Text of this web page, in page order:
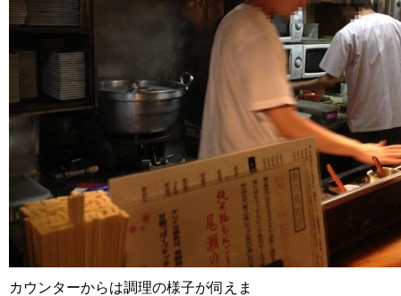
カウンターからは調理の様子が伺えま